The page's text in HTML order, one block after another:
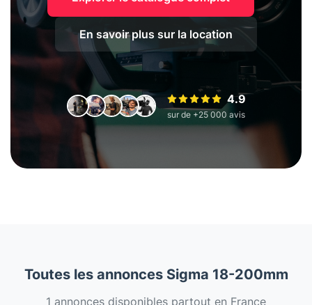
En savoir plus sur la location
4.9
sur de +25 000 avis
Toutes les annonces Sigma 18-200mm
1 annonces disponibles partout en France